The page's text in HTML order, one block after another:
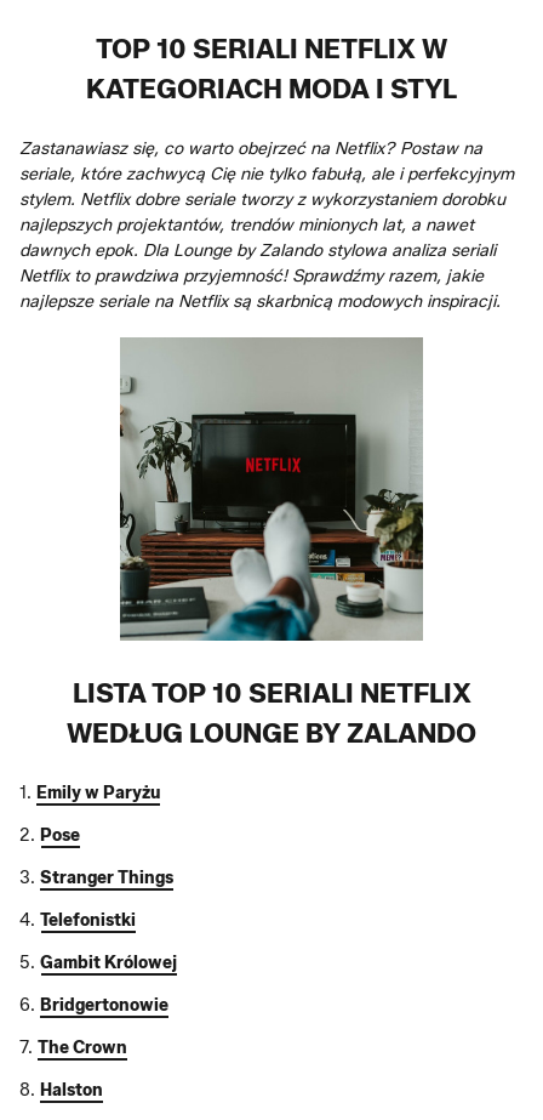
TOP 10 SERIALI NETFLIX W
KATEGORIACH MODA I STYL
Zastanawiasz się, co warto obejrzeć na Netflix? Postaw na
seriale, które zachwycą Cię nie tylko fabułą, ale i perfekcyjnym
stylem. Netflix dobre seriale tworzy z wykorzystaniem dorobku
najlepszych projektantów, trendów minionych lat, a nawet
dawnych epok. Dla Lounge by Zalando stylowa analiza seriali
Netflix to prawdziwa przyjemność! Sprawdźmy razem, jakie
najlepsze seriale na Netflix są skarbnicą modowych inspiracji.
LISTA TOP 10 SERIALI NETFLIX
WEDŁUG LOUNGE BY ZALANDO
1. Emily w Paryżu
2. Pose
3. Stranger Things
4. Telefonistki
5. Gambit Królowej
6. Bridgertonowie
7. The Crown
8. Halston